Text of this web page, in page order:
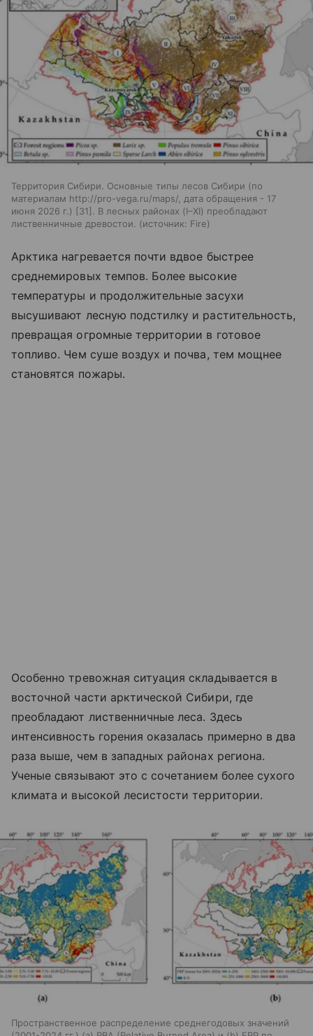
Территория Сибири. Основные типы лесов Сибири (по
материалам http://pro-vega.ru/maps/, дата обращения - 17
июня 2026 г.) [31]. В лесных районах (I–XI) преобладают
лиственничные древостои.
источник: Fire
Арктика нагревается почти вдвое быстрее
среднемировых темпов. Более высокие
температуры и продолжительные засухи
высушивают лесную подстилку и растительность,
превращая огромные территории в готовое
топливо. Чем суше воздух и почва, тем мощнее
становятся пожары.
Особенно тревожная ситуация складывается в
восточной части арктической Сибири, где
преобладают лиственничные леса. Здесь
интенсивность горения оказалась примерно в два
раза выше, чем в западных районах региона.
Ученые связывают это с сочетанием более сухого
климата и высокой лесистости территории.
Пространственное распределение среднегодовых значений